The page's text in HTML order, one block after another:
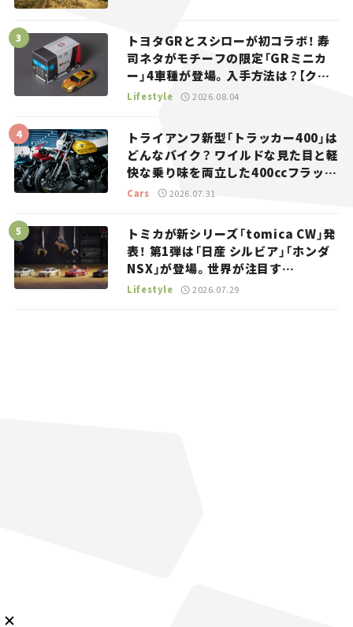
トヨタGRとスシローが初コラボ！ 寿
司ネタがモチーフの限定「GRミニカ
ー」4車種が登場。入手方法は？【クル
マとホビー】
Lifestyle 2026.08.04
トライアンフ新型「トラッカー400」は
どんなバイク？ ワイルドな見た目と軽
快な乗り味を両立した400ccフラット
トラッカー【試乗レビュー】
Cars 2026.07.31
トミカが新シリーズ「tomica CW」発
表！ 第1弾は「日産 シルビア」「ホンダ
NSX」が登場。世界が注目す
る“JDM”に焦点【クルマとホビー】
Lifestyle 2026.07.29